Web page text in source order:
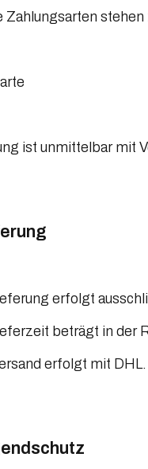
Zahlungsarten
ist unmittelbar mit
erfolgt
beträgt in der
erfolgt mit DHL.